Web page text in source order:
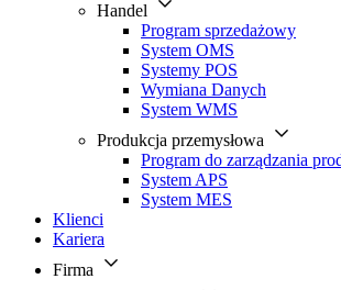
Handel
Program sprzedażowy
System OMS
Systemy POS
Wymiana Danych
System WMS
Produkcja przemysłowa
Program do zarządzania
System APS
System MES
Klienci
Kariera
Firma